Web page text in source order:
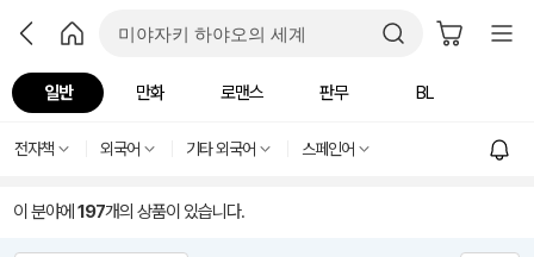
일반 만화 로맨스 판무 BL
전자책 외국어 기타 외국어 스페인어
이 분야에 197개의 상품이 있습니다.